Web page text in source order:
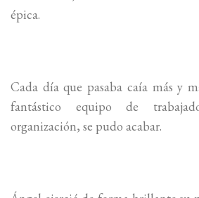
épica.
Cada día que pasaba caía más y
fantástico equipo de
organización, se pudo acabar.